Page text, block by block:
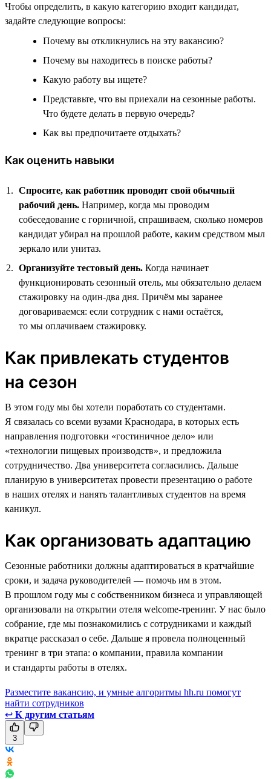
Чтобы определить, в какую категорию входит кандидат,
задайте следующие вопросы:
Почему вы откликнулись на эту вакансию?
Почему вы находитесь в поиске работы?
Какую работу вы ищете?
Представьте, что вы приехали на сезонные работы.
Что будете делать в первую очередь?
Как вы предпочитаете отдыхать?
Как оценить навыки
Спросите, как работник проводит свой обычный
рабочий день. Например, когда мы проводим
собеседование с горничной, спрашиваем, сколько номеров
кандидат убирал на прошлой работе, каким средством мыл
зеркало или унитаз.
Организуйте тестовый день. Когда начинает
функционировать сезонный отель, мы обязательно делаем
стажировку на один-два дня. Причём мы заранее
договариваемся: если сотрудник с нами остаётся,
то мы оплачиваем стажировку.
Как привлекать студентов
на сезон
В этом году мы бы хотели поработать со студентами.
Я связалась со всеми вузами Краснодара, в которых есть
направления подготовки «гостиничное дело» или
«технологии пищевых производств», и предложила
сотрудничество. Два университета согласились. Дальше
планирую в университетах провести презентацию о работе
в наших отелях и нанять талантливых студентов на время
каникул.
Как организовать адаптацию
Сезонные работники должны адаптироваться в кратчайшие
сроки, и задача руководителей — помочь им в этом.
В прошлом году мы с собственником бизнеса и управляющей
организовали на открытии отеля welcome-тренинг. У нас было
собрание, где мы познакомились с сотрудниками и каждый
вкратце рассказал о себе. Дальше я провела полноценный
тренинг в три этапа: о компании, правила компании
и стандарты работы в отелях.
Разместите вакансию, и умные алгоритмы hh.ru помогут
найти сотрудников
↩ К другим статьям
3